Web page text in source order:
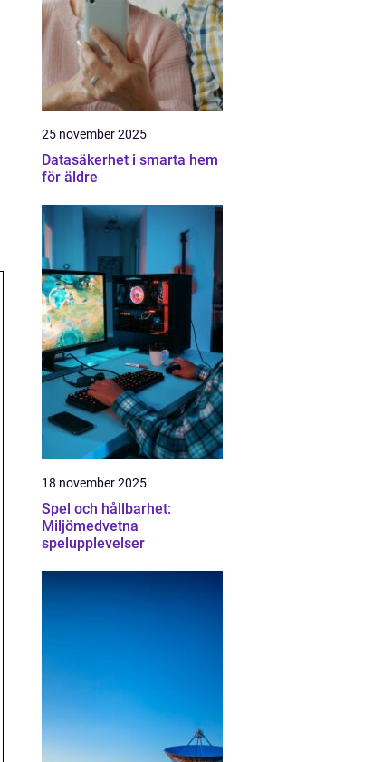
25 november 2025
Datasäkerhet i smarta hem
för äldre
18 november 2025
Spel och hållbarhet:
Miljömedvetna
spelupplevelser